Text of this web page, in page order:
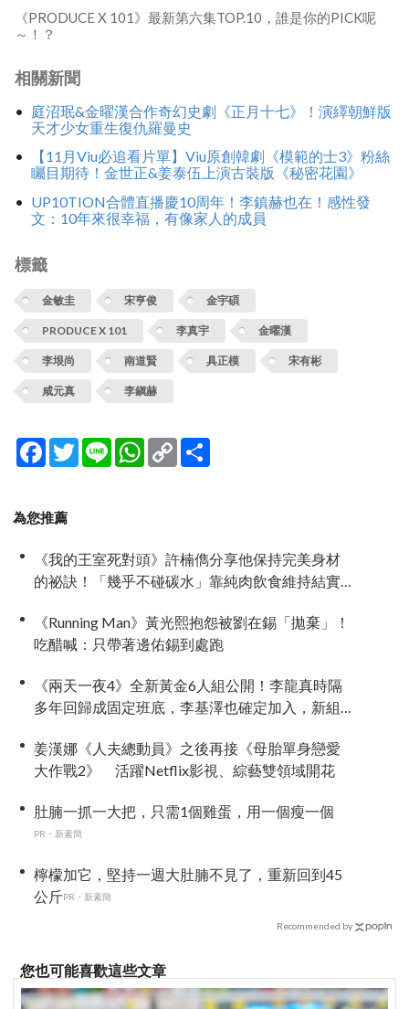
《PRODUCE X 101》最新第六集TOP.10，誰是你的PICK呢
～！？
相關新聞
庭沼珉&金曜漢合作奇幻史劇《正月十七》！演繹朝鮮版
天才少女重生復仇羅曼史
【11月Viu必追看片單】Viu原創韓劇《模範的士3》粉絲
矚目期待！金世正&姜泰伍上演古裝版《秘密花園》
UP10TION合體直播慶10周年！李鎮赫也在！感性發
文：10年來很幸福，有像家人的成員
標籤
金敏圭 宋亨俊 金宇碩
PRODUCE X 101 李真宇 金曜漢
李垠尚 南道賢 具正模 宋有彬
咸元真 李鎭赫
Facebook
TwitterLine WhatsApp
Copy
Link
為您推薦
《我的王室死對頭》許楠儁分享他保持完美身材
的祕訣！「幾乎不碰碳水」靠純肉飲食維持結實
《Running Man》黃光熙抱怨被劉在錫「拋棄」！
吃醋喊：只帶著邊佑錫到處跑
《兩天一夜4》全新黃金6人組公開！李龍真時隔
多年回歸成固定班底，李基澤也確定加入，新組
姜漢娜《人夫總動員》之後再接《母胎單身戀愛
大作戰2》 活躍Netflix影視、綜藝雙領域開花
肚腩一抓一大把，只需1個雞蛋，用一個瘦一個
PR・新素簡
檸檬加它，堅持一週大肚腩不見了，重新回到45
公斤PR・新素簡
Recommended by
您也可能喜歡這些文章